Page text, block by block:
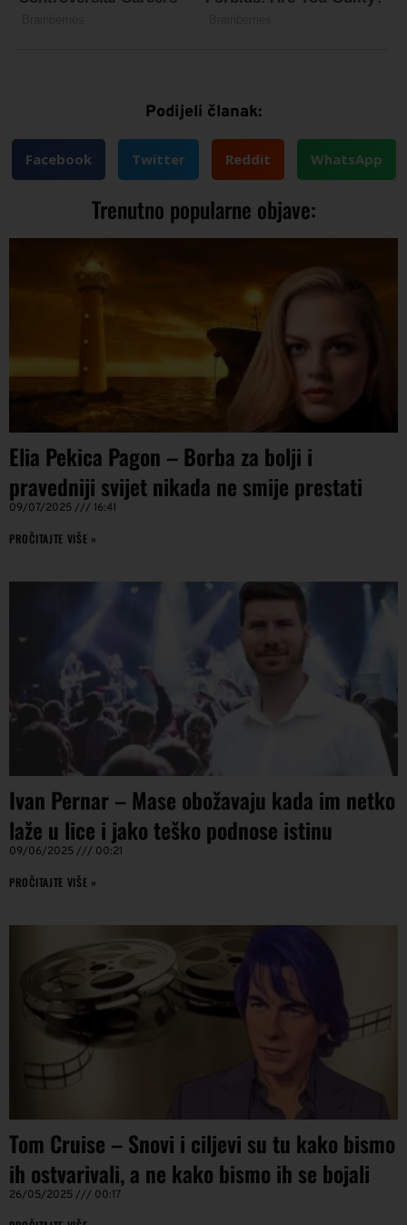
Podijeli članak:
Facebook Twitter Reddit WhatsApp
Trenutno popularne objave:
Elia Pekica Pagon – Borba za bolji i
pravedniji svijet nikada ne smije prestati
09/07/2025 16:41
PROČITAJTE VIŠE »
Ivan Pernar – Mase obožavaju kada im netko
laže u lice i jako teško podnose istinu
09/06/2025 00:21
PROČITAJTE VIŠE »
Tom Cruise – Snovi i ciljevi su tu kako bismo
ih ostvarivali, a ne kako bismo ih se bojali
26/05/2025 00:17